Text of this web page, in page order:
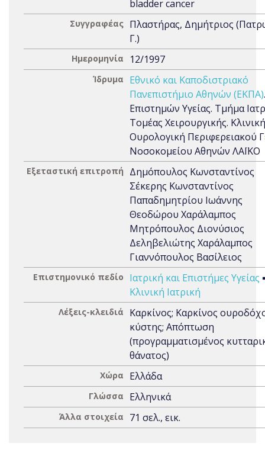
bladder cancer
Συγγραφέας Πλαστήρας, Δημήτριος
Γ.)
Ημερομηνία 12/1997
Ίδρυμα
Εθνικό και Καποδιστριακό
Πανεπιστήμιο Αθηνών (ΕΚΠΑ)
Επιστημών Υγείας. Τμήμα
Τομέας Χειρουργικής.
Ουρολογική Περιφερειακού
Νοσοκομείου Αθηνών ΛΑΪΚΟ
Εξεταστική επιτροπή
Δημόπουλος Κωνσταντίνος
Σέκερης Κωνσταντίνος
Παπαδημητρίου Ιωάννης
Θεοδώρου Χαράλαμπος
Μητρόπουλος Διονύσιος
Δεληβελιώτης Χαράλαμπος
Γιαννόπουλος Βασίλειος
Επιστημονικό πεδίο Ιατρική και Επιστήμες Υγείας
Κλινική Ιατρική
Λέξεις-κλειδιά
Καρκίνος; Καρκίνος
κύστης; Απόπτωση
(προγραμματισμένος
θάνατος)
Χώρα Ελλάδα
Γλώσσα Ελληνικά
Άλλα στοιχεία 71 σελ., εικ.